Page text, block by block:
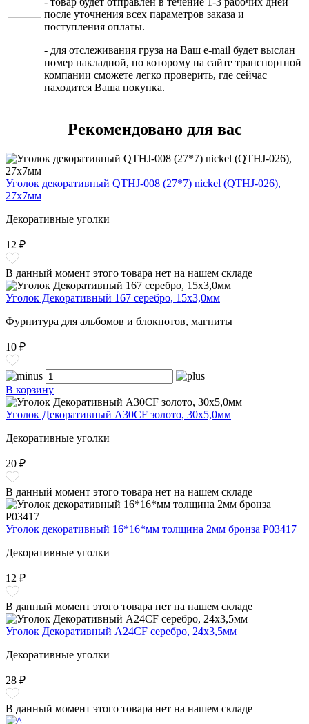
после уточнения всех параметров заказа и
поступления оплаты.
- для отслеживания груза на Ваш e-mail будет выслан
номер накладной, по которому на сайте транспортной
компании сможете легко проверить, где сейчас
находится Ваша покупка.
Рекомендовано для вас
Уголок декоративный QTHJ-008 (27*7) nickel (QTHJ-026),
27x7мм
Декоративные уголки
12 ₽
В данный момент этого товара нет на нашем складе
Уголок Декоративный 167 серебро, 15x3,0мм
Фурнитура для альбомов и блокнотов, магниты
10 ₽
В корзину
Уголок Декоративный А30CF золото, 30x5,0мм
Декоративные уголки
20 ₽
В данный момент этого товара нет на нашем складе
Уголок декоративный 16*16*мм толщина 2мм бронза P03417
Декоративные уголки
12 ₽
В данный момент этого товара нет на нашем складе
Уголок Декоративный A24CF серебро, 24x3,5мм
Декоративные уголки
28 ₽
В данный момент этого товара нет на нашем складе